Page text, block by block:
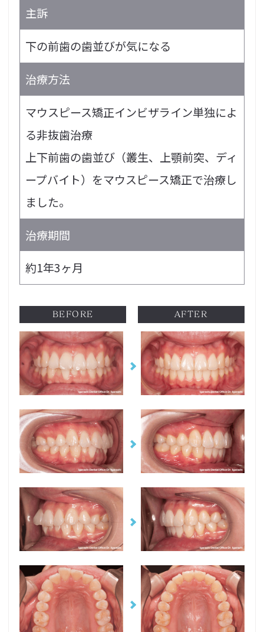
主訴
下の前歯の歯並びが気になる
治療方法
マウスピース矯正インビザライン単独によ
る非抜歯治療
上下前歯の歯並び（叢生、上顎前突、ディ
ープバイト）をマウスピース矯正で治療し
ました。
治療期間
約1年3ヶ月
BEFORE AFTER